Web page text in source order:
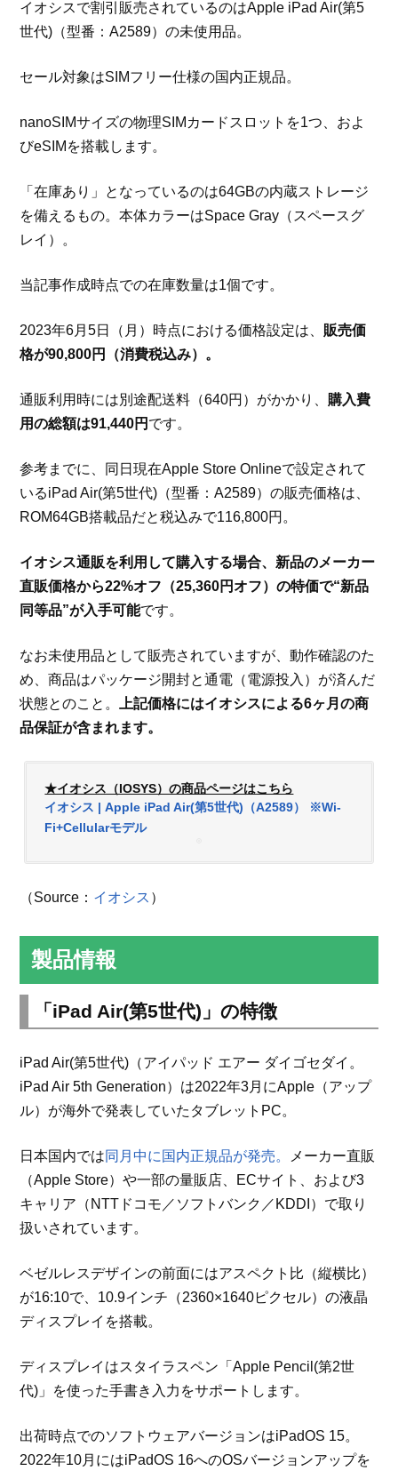
イオシスで割引販売されているのはApple iPad Air(第5
世代)（型番：A2589）の未使用品。
セール対象はSIMフリー仕様の国内正規品。
nanoSIMサイズの物理SIMカードスロットを1つ、およ
びeSIMを搭載します。
「在庫あり」となっているのは64GBの内蔵ストレージ
を備えるもの。本体カラーはSpace Gray（スペースグ
レイ）。
当記事作成時点での在庫数量は1個です。
2023年6月5日（月）時点における価格設定は、 販売価
格が90,800円（消費税込み）。
通販利用時には別途配送料（640円）がかかり、 購入費
用の総額は91,440円 です。
参考までに、同日現在Apple Store Onlineで設定されて
いるiPad Air(第5世代)（型番：A2589）の販売価格は、
ROM64GB搭載品だと税込みで116,800円。
イオシス通販を利用して購入する場合、新品のメーカー
直販価格から22%オフ（25,360円オフ）の特価で“新品
同等品”が入手可能です。
なお未使用品として販売されていますが、動作確認のた
め、商品はパッケージ開封と通電（電源投入）が済んだ
状態とのこと。
上記価格にはイオシスによる6ヶ月の商
品保証が含まれます。
★イオシス（IOSYS）の商品ページはこちら
イオシス | Apple iPad Air(第5世代)（A2589） ※Wi-
Fi+Cellularモデル
（Source： イオシス ）
製品情報
「iPad Air(第5世代)」の特徴
iPad Air(第5世代)（アイパッド エアー ダイゴセダイ。
iPad Air 5th Generation）は2022年3月にApple（アップ
ル）が海外で発表していたタブレットPC。
日本国内では同月中に国内正規品が発売。
メーカー直販
（Apple Store）や一部の量販店、ECサイト、および3
キャリア（NTTドコモ／ソフトバンク／KDDI）で取り
扱いされています。
ベゼルレスデザインの前面にはアスペクト比（縦横比）
が16:10で、10.9インチ（2360×1640ピクセル）の液晶
ディスプレイを搭載。
ディスプレイはスタイラスペン「Apple Pencil(第2世
代)」を使った手書き入力をサポートします。
出荷時点でのソフトウェアバージョンはiPadOS 15。
2022年10月にはiPadOS 16へのOSバージョンアップを